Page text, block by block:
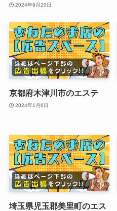
2024年9月20日
京都府木津川市のエステ
2024年1月6日
埼玉県児玉郡美里町のエス